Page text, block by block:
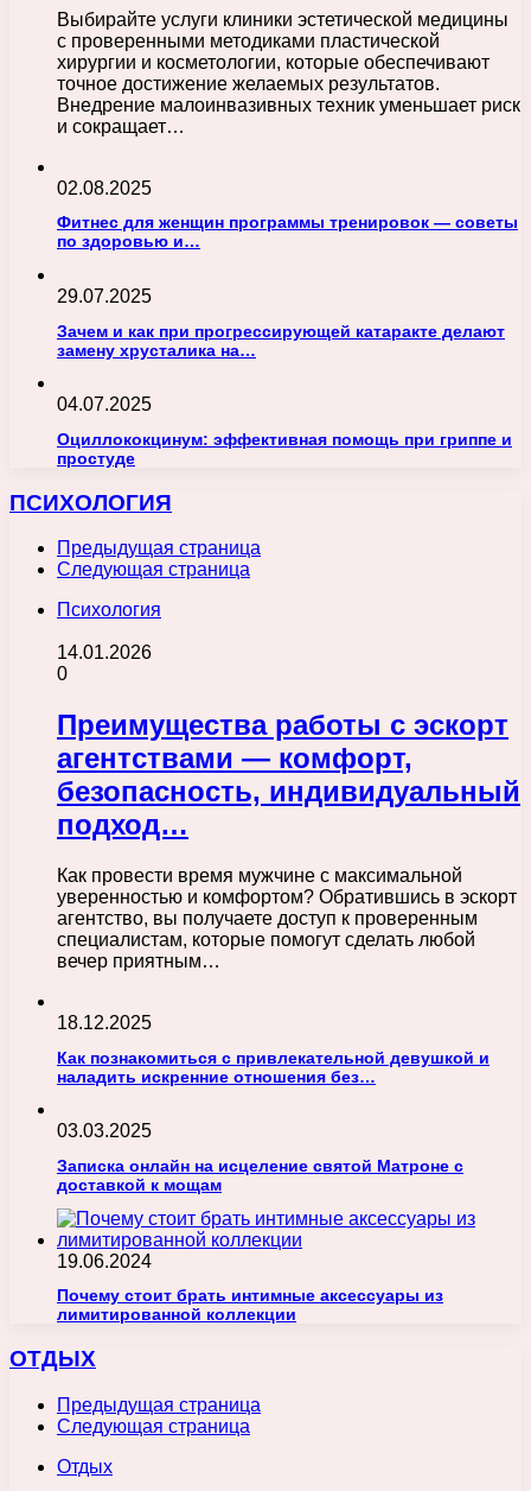
Выбирайте услуги клиники эстетической медицины
с проверенными методиками пластической
хирургии и косметологии, которые обеспечивают
точное достижение желаемых результатов.
Внедрение малоинвазивных техник уменьшает риск
и сокращает…
02.08.2025
Фитнес для женщин программы тренировок — советы
по здоровью и…
29.07.2025
Зачем и как при прогрессирующей катаракте делают
замену хрусталика на…
04.07.2025
Оциллококцинум: эффективная помощь при гриппе и
простуде
ПСИХОЛОГИЯ
Предыдущая страница
Следующая страница
Психология
14.01.2026
0
Преимущества работы с эскорт
агентствами — комфорт,
безопасность, индивидуальный
подход…
Как провести время мужчине с максимальной
уверенностью и комфортом? Обратившись в эскорт
агентство, вы получаете доступ к проверенным
специалистам, которые помогут сделать любой
вечер приятным…
18.12.2025
Как познакомиться с привлекательной девушкой и
наладить искренние отношения без…
03.03.2025
Записка онлайн на исцеление святой Матроне с
доставкой к мощам
19.06.2024
Почему стоит брать интимные аксессуары из
лимитированной коллекции
ОТДЫХ
Предыдущая страница
Следующая страница
Отдых